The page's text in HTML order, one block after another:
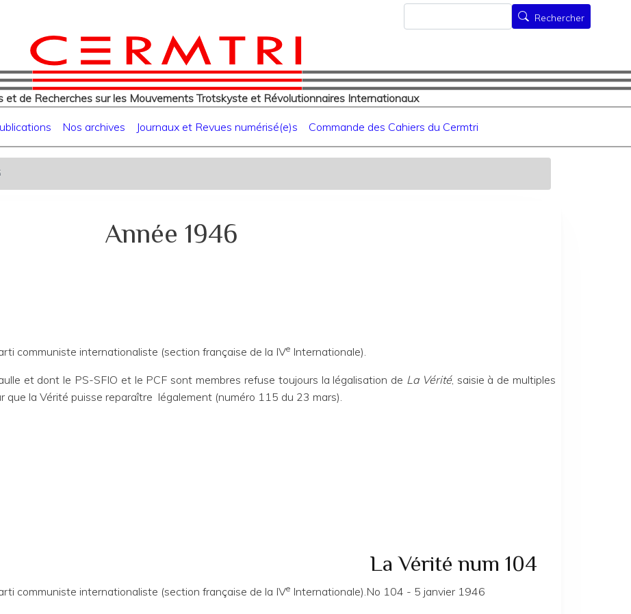
contenu
principal
et de Recherches sur les Mouvements Trotskyste et Révolutionnaires Internationaux
Rechercher
Rechercher
Nos archives Journaux et Revues numérisé(e)s Commande des Cahiers du Cermtri
Année 1946
communiste internationaliste (section française de la IVe Internationale).
et dont le PS-SFIO et le PCF sont membres refuse toujours la légalisation de La Vérité, saisie à de multiples
que la Vérité puisse reparaître légalement (numéro 115 du 23 mars).
communiste internationaliste (section française de la IVe Internationale).
La Vérité num 104
No 104 - 5 janvier 1946